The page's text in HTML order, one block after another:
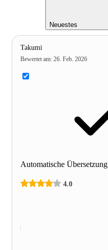
Neuestes
Takumi
Bewertet am: 26. Feb. 2026
Automatische Übersetzung
4.0